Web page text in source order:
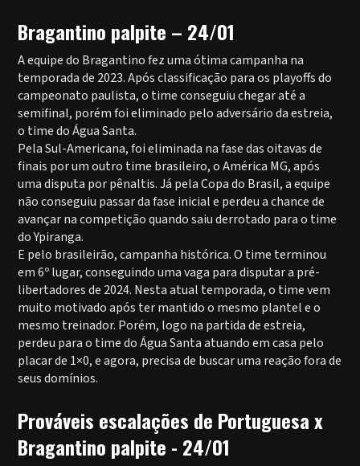
Bragantino palpite – 24/01
A equipe do Bragantino fez uma ótima campanha na
temporada de 2023. Após classificação para os playoffs do
campeonato paulista, o time conseguiu chegar até a
semifinal, porém foi eliminado pelo adversário da estreia,
o time do Água Santa.
Pela Sul-Americana, foi eliminada na fase das oitavas de
finais por um outro time brasileiro, o América MG, após
uma disputa por pênaltis. Já pela Copa do Brasil, a equipe
não conseguiu passar da fase inicial e perdeu a chance de
avançar na competição quando saiu derrotado para o time
do Ypiranga.
E pelo brasileirão, campanha histórica. O time terminou
em 6º lugar, conseguindo uma vaga para disputar a pré-
libertadores de 2024. Nesta atual temporada, o time vem
muito motivado após ter mantido o mesmo plantel e o
mesmo treinador. Porém, logo na partida de estreia,
perdeu para o time do Água Santa atuando em casa pelo
placar de 1×0, e agora, precisa de buscar uma reação fora de
seus domínios.
Prováveis escalações de Portuguesa x
Bragantino palpite - 24/01